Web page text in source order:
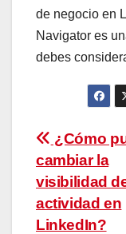
de negocio en
Navigator es
debes
de
entradas
¿Cómo
cambiar la
visibilidad
actividad en
LinkedIn?